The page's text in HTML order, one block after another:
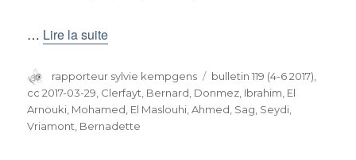
… Lire la suite
Auteur
rapporteur sylvie kempgens Catégories
bulletin 119 (4-6 2017)
cc 2017-03-29 Clerfayt, Bernard Donmez, Ibrahim El
Arnouki, Mohamed El Maslouhi, Ahmed Sag, Seydi
Vriamont, Bernadette